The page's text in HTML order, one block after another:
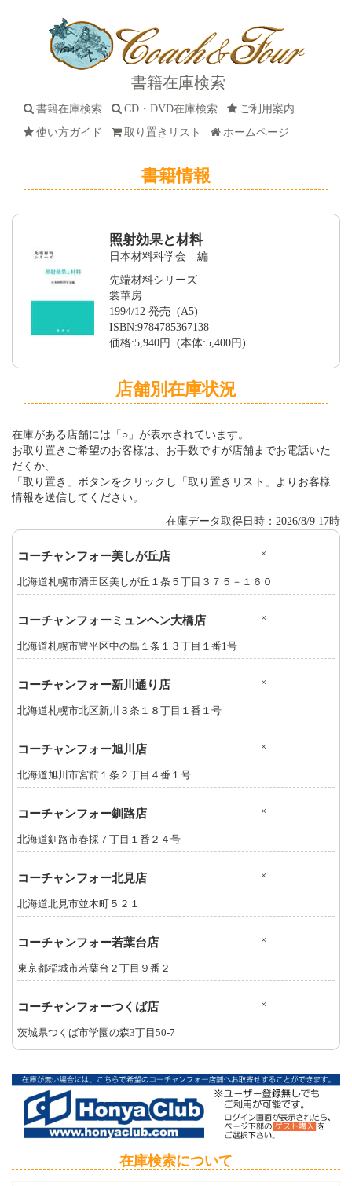
書籍在庫検索
書籍在庫検索 CD・DVD在庫検索
ご利用案内
使い方ガイド
取り置きリスト ホームページ
書籍情報
照射効果と材料
日本材料科学会 編
先端材料シリーズ
裳華房
1994/12 発売 (A5)
ISBN:9784785367138
価格:5,940円 (本体:5,400円)
店舗別在庫状況
在庫がある店舗には「○」が表示されています。
お取り置きご希望のお客様は、お手数ですが店舗までお電話いた
だくか、
「取り置き」ボタンをクリックし「取り置きリスト」よりお客様
情報を送信してください。
在庫データ取得日時：2026/8/9 17時
コーチャンフォー美しが丘店 ×
北海道札幌市清田区美しが丘１条５丁目３７５－１６０
コーチャンフォーミュンヘン大橋店 ×
北海道札幌市豊平区中の島１条１３丁目１番1号
コーチャンフォー新川通り店 ×
北海道札幌市北区新川３条１８丁目１番１号
コーチャンフォー旭川店 ×
北海道旭川市宮前１条２丁目４番１号
コーチャンフォー釧路店 ×
北海道釧路市春採７丁目１番２４号
コーチャンフォー北見店 ×
北海道北見市並木町５２１
コーチャンフォー若葉台店 ×
東京都稲城市若葉台２丁目９番２
コーチャンフォーつくば店 ×
茨城県つくば市学園の森3丁目50-7
在庫検索について